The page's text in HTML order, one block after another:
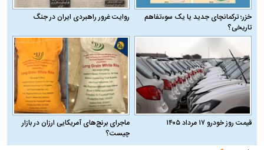
خزر؛ ترکمانچای جدید یا یک سوءتفاهم
تاریخی؟
روایت غرور راهبردی ایران در جنگ
قیمت روز خودرو ۱۷ مرداد ۱۴۰۵
ماجرای برنج‌های آمریکایی ارزان در بازار
چیست؟